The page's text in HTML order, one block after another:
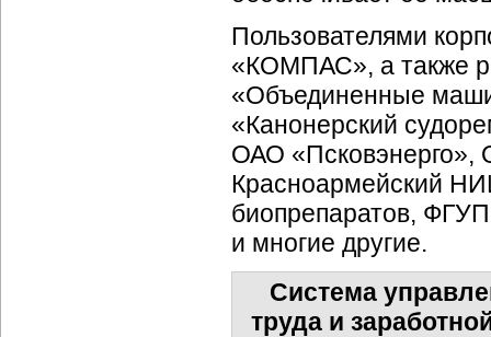
Пользователями
«КОМПАС», а также
«Объединенные
«Канонерский
ОАО «Псковэнерго»,
Красноармейский
биопрепаратов,
и многие другие.
Система
труда и